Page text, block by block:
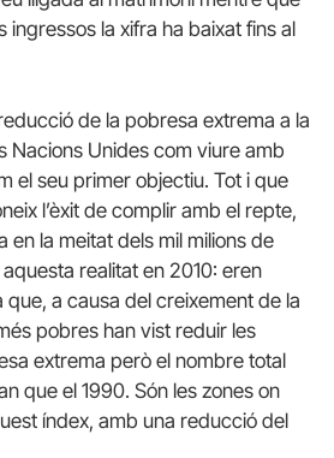
ingressos la xifra ha baixat fins al
de la pobresa extrema a la
Nacions Unides com viure amb
el seu primer objectiu. Tot i que
l’èxit de complir amb el repte,
en la meitat dels mil milions de
realitat en 2010: eren
que, a causa del creixement de la
pobres han vist reduir les
extrema però el nombre total
que el 1990. Són les zones on
índex, amb una reducció del